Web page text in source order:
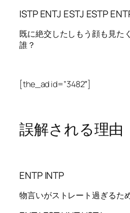
ISTP ENTJ ESTJ ESTP
既に絶交したしもう顔も見た
誰？
[the_ad id=”3482″]
誤解される理由
ENTP INTP
物言いがストレート過ぎるた